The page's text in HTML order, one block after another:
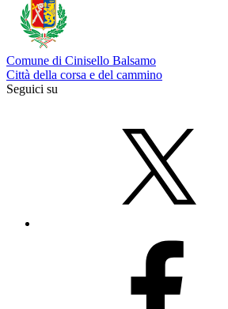
Comune di Cinisello Balsamo
Città della corsa e del cammino
Seguici su